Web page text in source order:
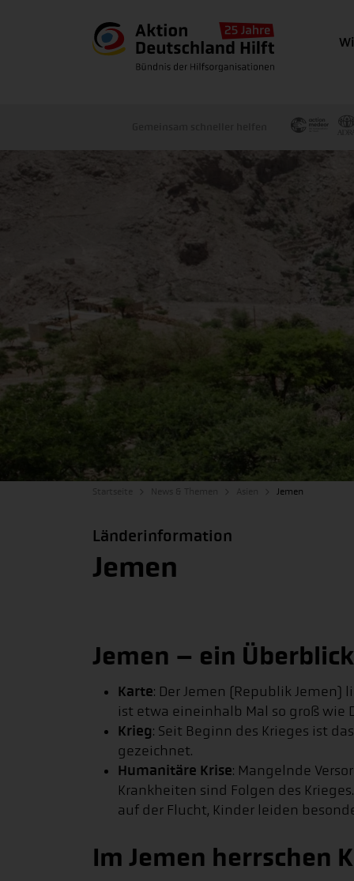
Jemen
Länderinformation
Jemen
Jemen – ein Überblick
Karte: Der Jemen (Republik Jemen)
ist etwa eineinhalb Mal so groß wie
Krieg: Seit Beginn des Krieges ist
gezeichnet.
Humanitäre Krise: Mangelnde
Krankheiten sind Folgen des
auf der Flucht, Kinder leiden
Im Jemen herrschen